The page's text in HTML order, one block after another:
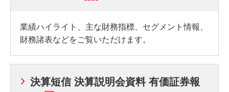
業績ハイライト、主な財務指標、セグメント情報、
財務諸表などをご覧いただけます。
決算短信 決算説明会資料 有価証券報